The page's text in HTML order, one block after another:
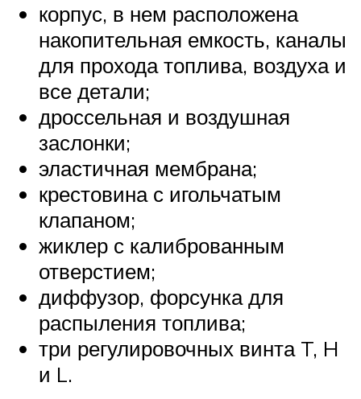
корпус, в нем расположена
накопительная емкость, каналы
для прохода топлива, воздуха и
все детали;
дроссельная и воздушная
заслонки;
эластичная мембрана;
крестовина с игольчатым
клапаном;
жиклер с калиброванным
отверстием;
диффузор, форсунка для
распыления топлива;
три регулировочных винта T, H
и L.